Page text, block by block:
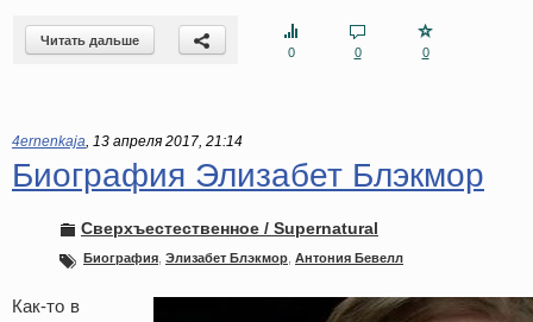
Читать дальше
0
0 0
4ernenkaja, 13 апреля 2017, 21:14
Биография Элизабет Блэкмор
Сверхъестественное / Supernatural
Биография Элизабет Блэкмор Антония Бевелл
Как-то в